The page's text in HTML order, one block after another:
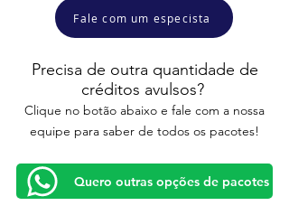
Fale com um especista
Precisa de outra quantidade de
créditos avulsos?
Clique no botão abaixo e fale com a nossa
equipe para saber de todos os pacotes!
Quero outras opções de pacotes